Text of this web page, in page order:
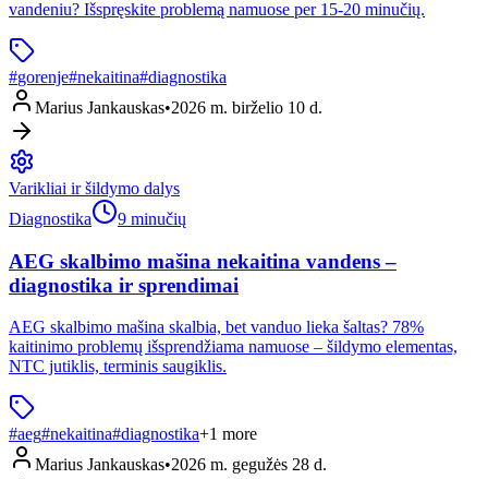
vandeniu? Išspręskite problemą namuose per 15-20 minučių.
#gorenje#nekaitina#diagnostika
Marius Jankauskas•2026 m. birželio 10 d.
Varikliai ir šildymo dalys
Diagnostika
9 minučių
AEG skalbimo mašina nekaitina vandens –
diagnostika ir sprendimai
AEG skalbimo mašina skalbia, bet vanduo lieka šaltas? 78%
kaitinimo problemų išsprendžiama namuose – šildymo elementas,
NTC jutiklis, terminis saugiklis.
#aeg#nekaitina#diagnostika+1 more
Marius Jankauskas•2026 m. gegužės 28 d.